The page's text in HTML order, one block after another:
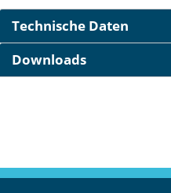
Technische Daten
Downloads